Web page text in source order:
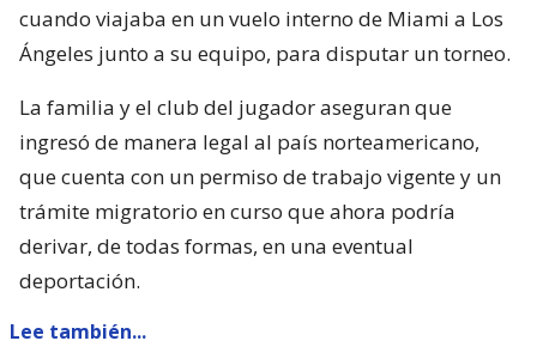
cuando viajaba en un vuelo interno de Miami a Los
Ángeles junto a su equipo, para disputar un torneo.
La familia y el club del jugador aseguran que
ingresó de manera legal al país norteamericano,
que cuenta con un permiso de trabajo vigente y un
trámite migratorio en curso que ahora podría
derivar, de todas formas, en una eventual
deportación.
Lee también...